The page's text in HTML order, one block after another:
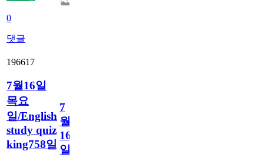
0
댓글
196617
7월16일
목요
일/English
study quiz
king758일
7
월
16
일